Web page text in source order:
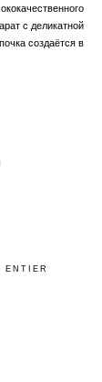
с деликатной
создаётся в